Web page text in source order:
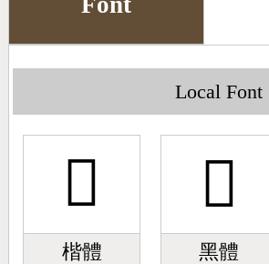
Local Font
󹒎
楷體
󹒎
黑體